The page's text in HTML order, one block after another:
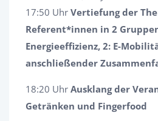
17:50 Uhr Vertiefung der
Referent*innen in 2
Energieeffizienz, 2: E-
anschließender
18:20 Uhr Ausklang der
Getränken und Fingerfood